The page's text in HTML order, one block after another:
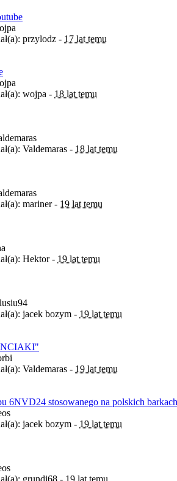
przylodz - 17 lat temu
wojpa - 18 lat temu
Valdemaras - 18 lat temu
mariner - 19 lat temu
Hektor - 19 lat temu
jacek bozym - 19 lat temu
Valdemaras - 19 lat temu
6NVD24 stosowanego na polskich
jacek bozym - 19 lat temu
grundi68 - 19 lat temu